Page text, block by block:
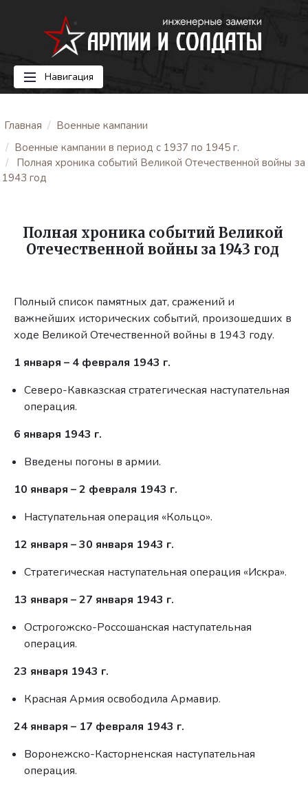
Навигация
Главная
Военные кампании
Военные кампании в период с 1937 по 1945 г.
Полная хроника событий Великой Отечественной войны за
1943 год
Полная хроника событий Великой
Отечественной войны за 1943 год
Полный список памятных дат, сражений и
важнейших исторических событий, произошедших в
ходе Великой Отечественной войны в 1943 году.
1 января – 4 февраля 1943 г.
Северо-Кавказская стратегическая наступательная
операция.
6 января 1943 г.
Введены погоны в армии.
10 января – 2 февраля 1943 г.
Наступательная операция «Кольцо».
12 января – 30 января 1943 г.
Стратегическая наступательная операция «Искра».
13 января – 27 января 1943 г.
Острогожско-Россошанская наступательная
операция.
23 января 1943 г.
Красная Армия освободила Армавир.
24 января – 17 февраля 1943 г.
Воронежско-Касторненская наступательная
операция.